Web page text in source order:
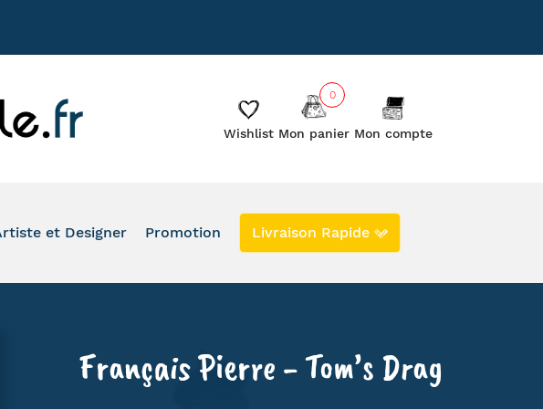
Wishlist Mon panier
0
Mon compte
PRÉSENTATION
et Designer
HINZ & KUNST
SERIE GOLO
Promotion Livraison Rapide
Français Pierre - Tom’s Drag